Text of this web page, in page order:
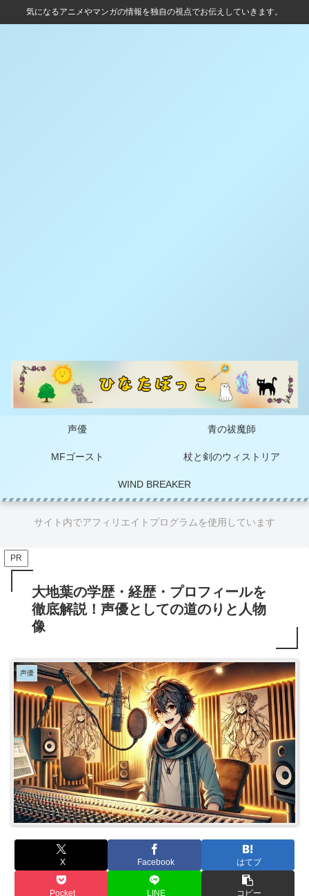
気になるアニメやマンガの情報を独自の視点でお伝えしていきます。
声優 青の祓魔師
MFゴースト 杖と剣のウィストリア
WIND BREAKER
サイト内でアフィリエイトプログラムを使用しています
PR
大地葉の学歴・経歴・プロフィールを
徹底解説！声優としての道のりと人物
像
声優
X Facebook はてブ
Pocket LINE コピー